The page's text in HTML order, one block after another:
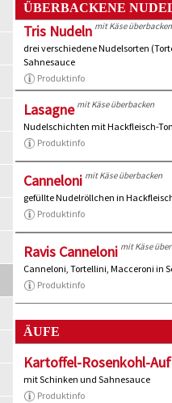
ÜBERBACKENE
Tris Nudeln mit Käse überbacken
drei verschiedene Nudelsorten
Sahnesauce
Produktinfo
Lasagne mit Käse überbacken
Nudelschichten mit Hackfleisch-
Produktinfo
Canneloni mit Käse überbacken
gefüllte Nudelröllchen in
Produktinfo
Ravis Canneloni mit Käse
Canneloni, Tortellini, Macceroni in
Produktinfo
ÄUFE
Kartoffel-Rosenkohl-
mit Schinken und Sahnesauce
Produktinfo